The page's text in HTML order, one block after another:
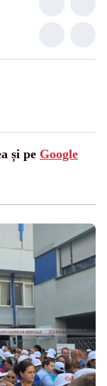
și pe Google